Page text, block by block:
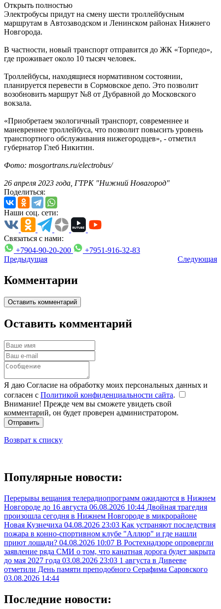
Открыть полностью
Электробусы придут на смену шести троллейбусным
маршрутам в Автозаводском и Ленинском районах Нижнего
Новгорода.
В частности, новый транспорт отправится до ЖК «Торпедо»,
где проживает около 10 тысяч человек.
Троллейбусы, находящиеся нормативном состоянии,
планируется перевести в Сормовское депо. Это позволит
возобновить маршрут №8 от Дубравной до Московского
вокзала.
«Приобретаем экологичный транспорт, современнее и
маневреннее троллейбуса, что позволит повысить уровень
транспортного обслуживания нижегородцев», - отметил
губернатор Глеб Никитин.
Фото: mosgortrans.ru/electrobus/
26 апреля 2023 года, ГТРК "Нижний Новагород"
Поделиться:
Наши соц. сети:
Связаться с нами:
+7904-90-20-200
+7951-916-32-83
Предыдущая
Следующая
Комментарии
Оставить комментарий
Оставить комментарий
Я даю Согласие на обработку моих персональных данных и
согласен с Политикой конфиденциальности сайта.
Внимание! Прежде чем вы сможете увидеть свой
комментарий, он будет проверен администратором.
Отправить
Возврат к списку
Популярные новости:
Перерывы вещания телерадиопрограмм ожидаются в Нижнем
Новгороде до 16 августа 06.08.2026 10:44 Двойная трагедия
произошла сегодня в Нижнем Новгороде в микрорайоне
Новая Кузнечиха 04.08.2026 23:03 Как устраняют последствия
пожара в конно-спортивном клубе "Аллюр" и где нашли
приют лошади? 04.08.2026 10:07 В Ростехнадзоре опровергли
заявление ряда СМИ о том, что канатная дорога будет закрыта
до мая 2027 года 03.08.2026 23:03 1 августа в Дивееве
отметили День памяти преподобного Серафима Саровского
03.08.2026 14:44
Последние новости: